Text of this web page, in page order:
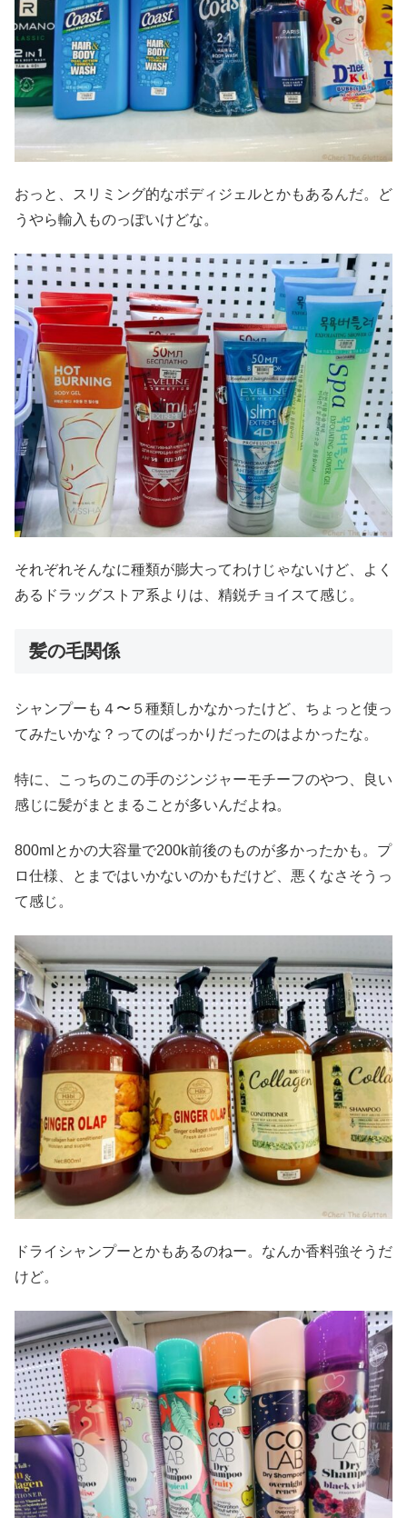
おっと、スリミング的なボディジェルとかもあるんだ。ど
うやら輸入ものっぽいけどな。
それぞれそんなに種類が膨大ってわけじゃないけど、よく
あるドラッグストア系よりは、精鋭チョイスて感じ。
髪の毛関係
シャンプーも４〜５種類しかなかったけど、ちょっと使っ
てみたいかな？ってのばっかりだったのはよかったな。
特に、こっちのこの手のジンジャーモチーフのやつ、良い
感じに髪がまとまることが多いんだよね。
800mlとかの大容量で200k前後のものが多かったかも。プ
ロ仕様、とまではいかないのかもだけど、悪くなさそうっ
て感じ。
ドライシャンプーとかもあるのねー。なんか香料強そうだ
けど。